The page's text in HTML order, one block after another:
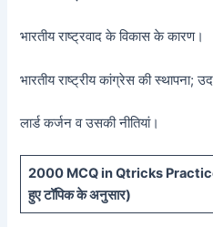
भारतीय राष्ट्रवाद के विकास के कारण।
भारतीय राष्ट्रीय कांग्रेस की स्थापना;
लार्ड कर्जन व उसकी नीतियां।
2000 MCQ in Qtricks
हुए टॉपिक के अनुसार)